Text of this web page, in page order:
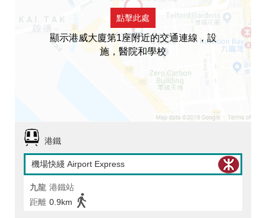
點擊此處
顯示港威大廈第1座附近的交通連線，設
施，醫院和學校
港鐵
機場快綫 Airport Express
九龍 港鐵站
距離 0.9km